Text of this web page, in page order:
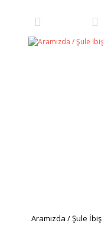
Aramızda / Şule İbiş